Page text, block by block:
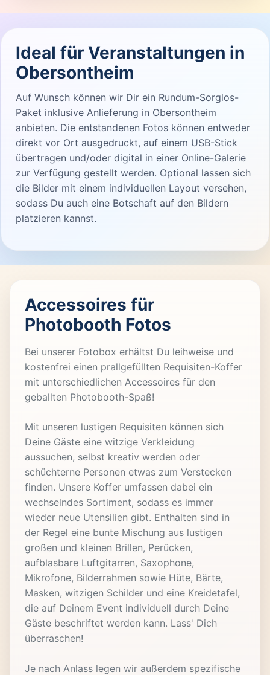
Ideal für Veranstaltungen in
Obersontheim
Auf Wunsch können wir Dir ein Rundum-Sorglos-
Paket inklusive Anlieferung in Obersontheim
anbieten. Die entstandenen Fotos können entweder
direkt vor Ort ausgedruckt, auf einem USB-Stick
übertragen und/oder digital in einer Online-Galerie
zur Verfügung gestellt werden. Optional lassen sich
die Bilder mit einem individuellen Layout versehen,
sodass Du auch eine Botschaft auf den Bildern
platzieren kannst.
Accessoires für
Photobooth Fotos
Bei unserer Fotobox erhältst Du leihweise und
kostenfrei einen prallgefüllten Requisiten-Koffer
mit unterschiedlichen Accessoires für den
geballten Photobooth-Spaß!
Mit unseren lustigen Requisiten können sich
Deine Gäste eine witzige Verkleidung
aussuchen, selbst kreativ werden oder
schüchterne Personen etwas zum Verstecken
finden. Unsere Koffer umfassen dabei ein
wechselndes Sortiment, sodass es immer
wieder neue Utensilien gibt. Enthalten sind in
der Regel eine bunte Mischung aus lustigen
großen und kleinen Brillen, Perücken,
aufblasbare Luftgitarren, Saxophone,
Mikrofone, Bilderrahmen sowie Hüte, Bärte,
Masken, witzigen Schilder und eine Kreidetafel,
die auf Deinem Event individuell durch Deine
Gäste beschriftet werden kann. Lass' Dich
überraschen!
Je nach Anlass legen wir außerdem spezifische